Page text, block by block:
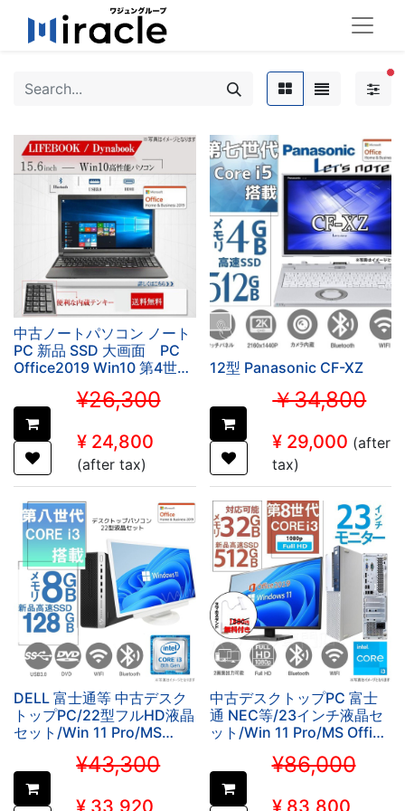
中古ノートパソコン ノート
PC 新品 SSD 大画面 PC
Office2019 Win10 第4世代
SSD512GB 15.6インチ テ
ンキー/DVD/無
線/Bluetooth 富士通 NEC
¥26,300
¥ 24,800
(after tax)
12型 Panasonic CF-XZ
￥34,800
¥ 29,000 (after
tax)
DELL 富士通等 中古デスク
トップPC/22型フルHD液晶
セット/Win 11 Pro/MS
代/WIFI/Bluetooth/DVD-
ROM/8GB/SSD128GB (整
備済み品)
¥43,300
¥ 33,920
中古デスクトップPC 富士
通 NEC等/23インチ液晶セ
ット/Win 11 Pro/MS Office
8100/WIFI/Bluetooth/16GB/
(整備済み品)
¥86,000
¥ 83,800